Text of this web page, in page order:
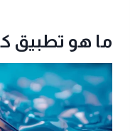
ما هو تطبيق